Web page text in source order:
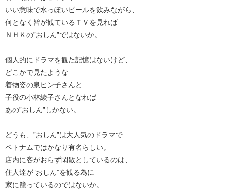
いい意味で水っぽいビールを飲みながら、
何となく皆が観ているＴＶを見れば
ＮＨＫの”おしん”ではないか。
個人的にドラマを観た記憶はないけど、
どこかで見たような
着物姿の泉ピン子さんと
子役の小林綾子さんとなれば
あの”おしん”しかない。
どうも、”おしん”は大人気のドラマで
ベトナムではかなり有名らしい。
店内に客がおらず閑散としているのは、
住人達が”おしん”を観る為に
家に籠っているのではないか。